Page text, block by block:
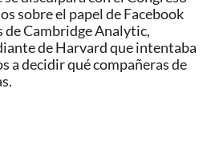
sobre el papel de Facebook
de Cambridge Analytic,
de Harvard que intentaba
a decidir qué compañeras de